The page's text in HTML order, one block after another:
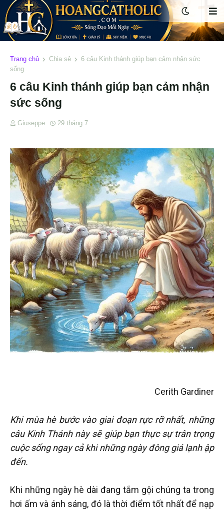
Trang chủ Chia sẻ
6 câu Kinh thánh giúp bạn cảm nhận sức
sống
6 câu Kinh thánh giúp bạn cảm nhận
sức sống
Giuseppe 29 tháng 7
Cerith Gardiner
Khi mùa hè bước vào giai đoạn rực rỡ nhất, những
câu Kinh Thánh này sẽ giúp bạn thực sự trân trọng
cuộc sống ngay cả khi những ngày đông giá lạnh ập
đến.
Khi những ngày hè dài đang tắm gội chúng ta trong
hơi ấm và ánh sáng, đó là thời điểm tốt nhất để nạp